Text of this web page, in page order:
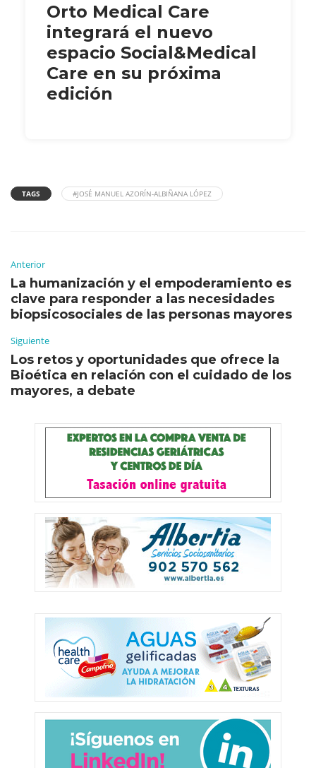
Orto Medical Care
integrará el nuevo
espacio Social&Medical
Care en su próxima
edición
TAGS #JOSÉ MANUEL AZORÍN-ALBIÑANA LÓPEZ
Anterior
La humanización y el empoderamiento es
clave para responder a las necesidades
biopsicosociales de las personas mayores
Siguiente
Los retos y oportunidades que ofrece la
Bioética en relación con el cuidado de los
mayores, a debate